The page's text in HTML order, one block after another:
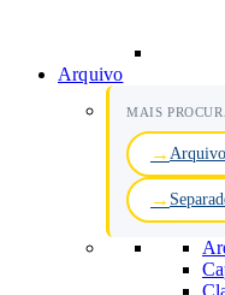
Arquivo
MAIS